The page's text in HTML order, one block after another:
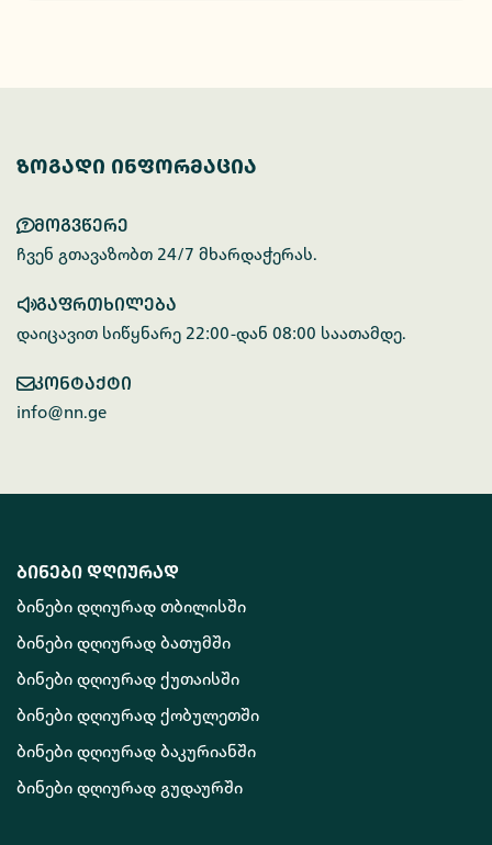
ზოგადი ინფორმაცია
მოგვწერე
ჩვენ გთავაზობთ 24/7 მხარდაჭერას.
გაფრთხილება
დაიცავით სიწყნარე 22:00-დან 08:00 საათამდე.
კონტაქტი
info@nn.ge
ბინები დღიურად
ბინები დღიურად თბილისში
ბინები დღიურად ბათუმში
ბინები დღიურად ქუთაისში
ბინები დღიურად ქობულეთში
ბინები დღიურად ბაკურიანში
ბინები დღიურად გუდაურში